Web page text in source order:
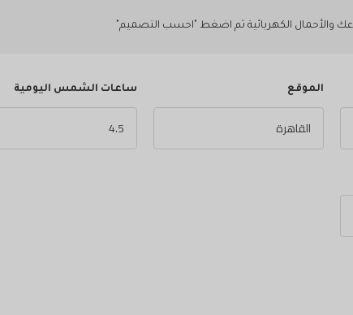
والأحمال الكهربائية ثم اضغط "احسب التصميم"
الموقع ساعات الشمس اليومية